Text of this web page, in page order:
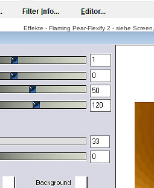
Effekte - Flaming Pear-Flexify 2 - siehe Screen,